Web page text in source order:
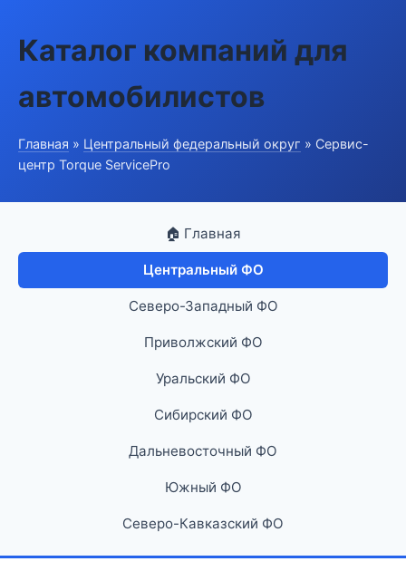
Каталог компаний для
автомобилистов
Главная » Центральный федеральный округ » Сервис-
центр Torque ServicePro
🏠 Главная
Центральный ФО
Северо-Западный ФО
Приволжский ФО
Уральский ФО
Сибирский ФО
Дальневосточный ФО
Южный ФО
Северо-Кавказский ФО